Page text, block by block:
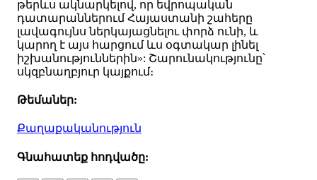
թերևս ակնարկելով, որ եվրոպական
դատարաններում Հայաստանի շահերը
լավագույնս ներկայացնելու փորձ ունի, և
կարող է այս հարցում ևս օգտակար լինել
իշխանություններին»: Շարունակությունը՝
սկզբնաղբյուր կայքում։
Թեմաներ:
Քաղաքականություն
Գնահատեք հոդվածը: